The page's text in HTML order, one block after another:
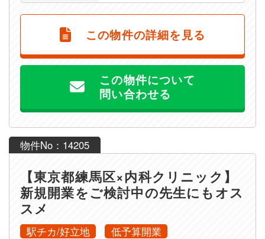
この物件の詳細を見る
この物件について
問い合わせる
物件No：14205
【東京都練馬区×内科クリニック】
新規開業をご検討中の先生にもオス
スメ
駅チカ/好立地 低予算開業